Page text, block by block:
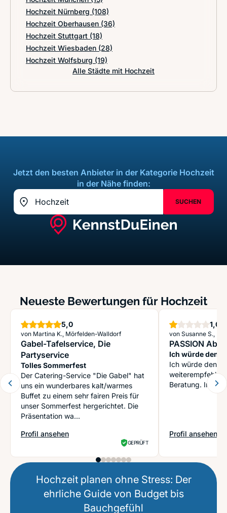
Hochzeit Nürnberg (108)
Hochzeit Oberhausen (36)
Hochzeit Stuttgart (18)
Hochzeit Wiesbaden (28)
Hochzeit Wolfsburg (19)
Alle Städte mit Hochzeit
Jetzt den besten Anbieter in der Kategorie Hochzeit
in der Nähe finden:
Standort z.B. Frankfurt am Main
Standort erfassen
SUCHEN
Neueste Bewertungen für Hochzeit
5,0Sterne
von Martina K., Mörfelden-Walldorf
Gabel-Tafelservice, Die
Partyservice
Tolles Sommerfest
Der Catering-Service "Die Gabel" hat
uns ein wunderbares kalt/warmes
Buffet zu einem sehr fairen Preis für
unser Sommerfest hergerichtet. Die
Präsentation wa...
Profil ansehen
: Gabel-Tafelservice, Die Partyservice
GEPRÜFT
1,0
von Susanne S.,
PASSION
Ich würde den
Ich würde den
Beratung. Im
Profil ansehen
: PASSION
Hochzeit planen ohne Stress: Der
ehrliche Guide von Budget bis
Bauchgefühl